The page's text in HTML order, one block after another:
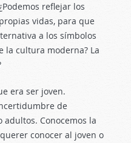
reflejar los
vidas, para que
a los símbolos
la cultura moderna? La
era ser joven.
de
Conocemos la
conocer al joven o